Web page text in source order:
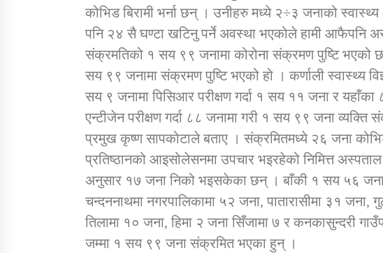
तातोपानी गाउँपालिकाको न्यायिक समिति सम्बन्धी
लैङ्गिक
तातोपानी गाउँपालिका जुम्लाको बालविवाह सन्देश
कोभिड बिरामी भर्ना छन् । उनीहरु मध्ये २÷३ जनाको
पनि २४ सै घण्टा खटिनु पर्ने अवस्था भएकोले हामी आफैपनि
संक्रमतिको १ सय ९९ जनामा कोरोना संक्रमण पुष्टि भएको
सय ९९ जनामा संक्रमण पुष्टि भएको हो । कर्णाली स्वास्थ्य
सय ९ जनामा पिसिआर परीक्षण गर्दा १ सय ११ जना र
एन्टीजेन परीक्षण गर्दा ८८ जनामा गरी १ सय ९९ जना व्यक्ति
प्रमुख कृष्ण सापकोटाले बताए । संक्रमितमध्ये २६ जना कोभिड
प्रतिष्ठानको आइसोलेसनमा उपचार भइरहेको निमित्त
अनुसार १७ जना निको भइसकेका छन् । बाँकी १ सय ५६
चन्दननाथमा नगरपालिकामा ५२ जना, पातारासीमा ३१ जना,
तिलामा १० जना, हिमा २ जना सिँजामा ७ र कनकासुन्दरी
जम्मा १ सय ९९ जना संक्रमित भएका हुन् ।